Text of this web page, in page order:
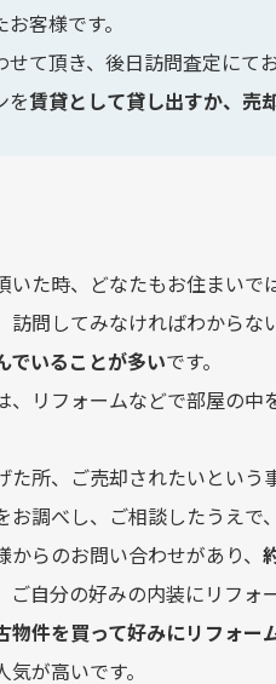
客様です。
て頂き、後日訪問査定にて
を賃貸として貸し出すか、売
た時、どなたもお住まいで
訪問してみなければわからな
でいることが多いです。
、リフォームなどで部屋の中
た所、ご売却されたいという
お調べし、ご相談したうえで
らのお問い合わせがあり、
ご自分の好みの内装にリフォ
物件を買って好みにリフォー
が高いです。